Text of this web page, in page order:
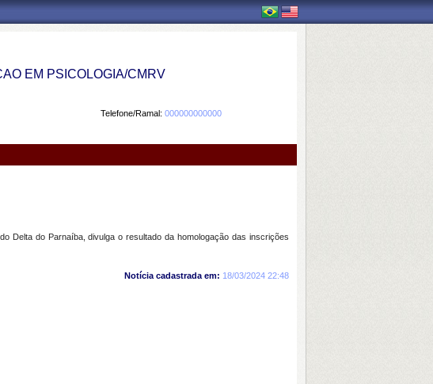
EM PSICOLOGIA/CMRV
Telefone/Ramal: 000000000000
Delta do Parnaíba, divulga o resultado da homologação das inscrições
Notícia cadastrada em: 18/03/2024 22:48